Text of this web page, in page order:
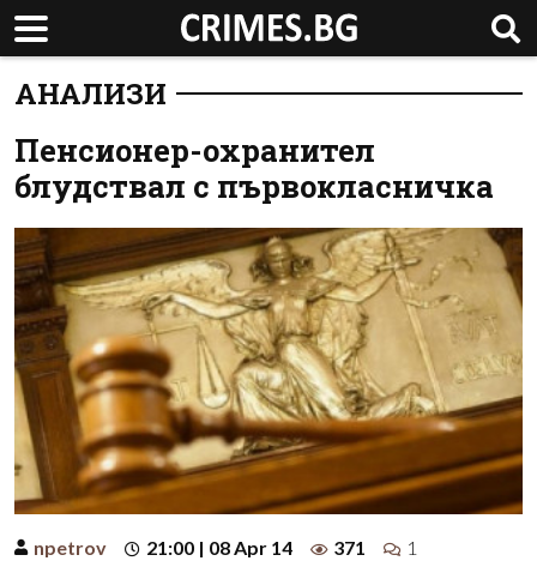
АНАЛИЗИ
Пенсионер-охранител
блудствал с първокласничка
npetrov 21:00 | 08 Apr 14 371 1